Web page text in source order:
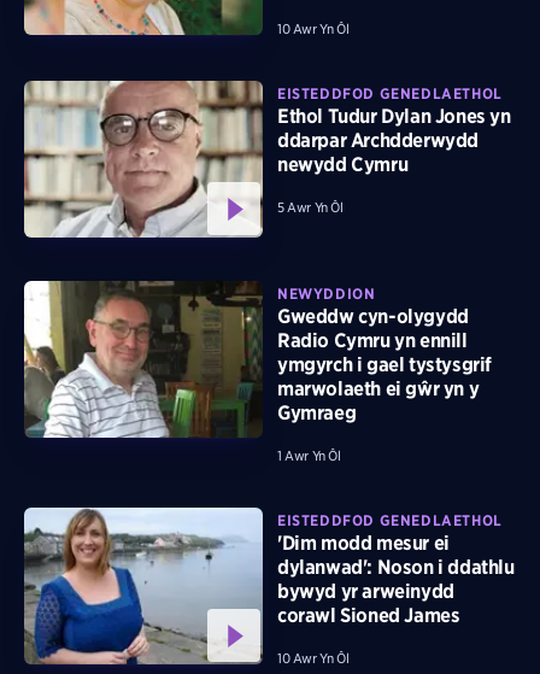
10 Awr Yn Ôl
EISTEDDFOD GENEDLAETHOL
Ethol Tudur Dylan Jones yn
ddarpar Archdderwydd
newydd Cymru
5 Awr Yn Ôl
NEWYDDION
Gweddw cyn-olygydd
Radio Cymru yn ennill
ymgyrch i gael tystysgrif
marwolaeth ei gŵr yn y
Gymraeg
1 Awr Yn Ôl
EISTEDDFOD GENEDLAETHOL
'Dim modd mesur ei
dylanwad': Noson i ddathlu
bywyd yr arweinydd
corawl Sioned James
10 Awr Yn Ôl